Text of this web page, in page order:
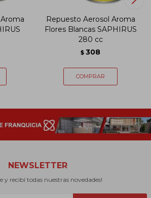
Repuesto Aerosol Aroma
Flores Blancas SAPHIRUS
280 cc
$ 308
NEWSLETTER
y recibí todas nuestras novedades!